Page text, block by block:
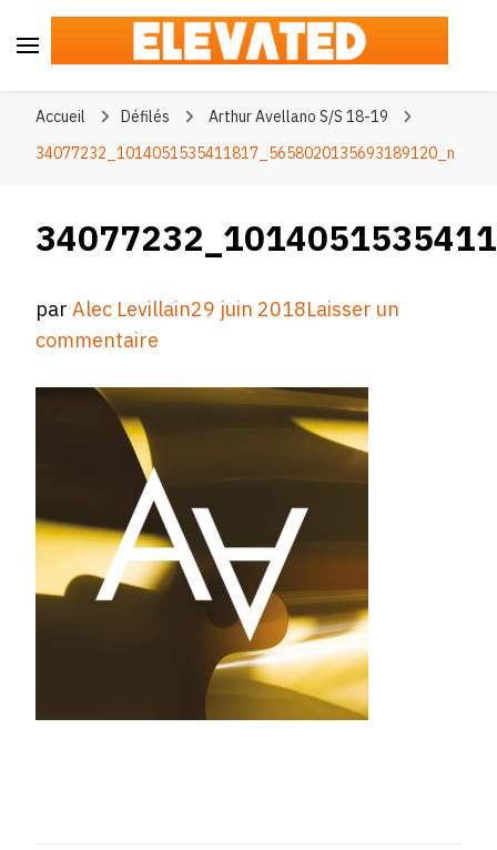
Accueil Défilés
Arthur Avellano S/S 18-19
34077232_1014051535411817_5658020135693189120_n
parAlec Levillain29 juin 2018Laisser un
commentaire